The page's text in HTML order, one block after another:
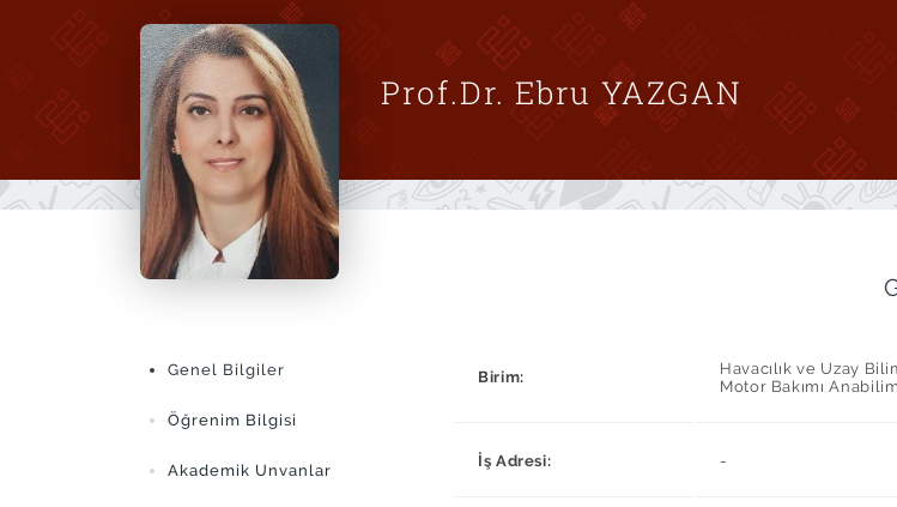
Prof.Dr. Ebru YAZGAN
Genel Bilgiler
Öğrenim Bilgisi
Akademik Unvanlar
Birim:
Havacılık ve Uzay
Motor Bakımı
İş Adresi: -